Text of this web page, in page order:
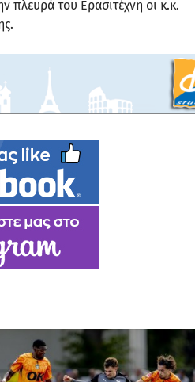
πλευρά του Ερασιτέχνη οι κ.κ.